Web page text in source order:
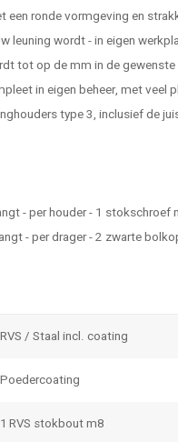
een ronde vormgeving en
leuning wordt - in eigen
tot op de mm in de
in eigen beheer, met veel
type 3, inclusief de
- per houder - 1 stokschroef
- per drager - 2 zwarte
RVS / Staal incl. coating
Poedercoating
1 RVS stokbout m8